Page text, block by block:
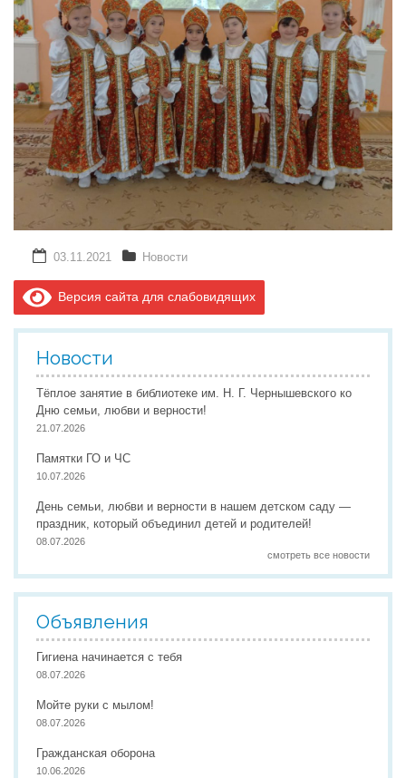
Реализация соц заказа
Напишите нам
03.11.2021 Новости
Версия сайта для слабовидящих
Новости
Тёплое занятие в библиотеке им. Н. Г. Чернышевского ко
Дню семьи, любви и верности!
21.07.2026
Памятки ГО и ЧС
10.07.2026
День семьи, любви и верности в нашем детском саду —
праздник, который объединил детей и родителей!
08.07.2026
смотреть все новости
Объявления
Гигиена начинается с тебя
08.07.2026
Мойте руки с мылом!
08.07.2026
Гражданская оборона
10.06.2026